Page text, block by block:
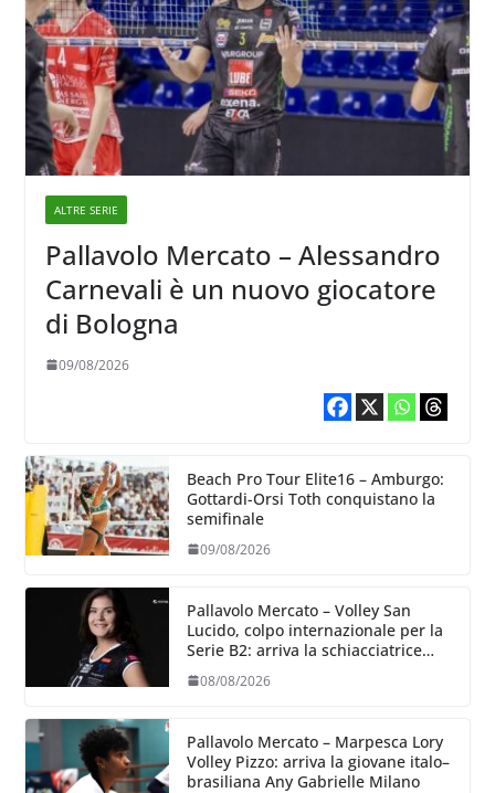
ALTRE SERIE
Pallavolo Mercato – Alessandro
Carnevali è un nuovo giocatore
di Bologna
09/08/2026
Beach Pro Tour Elite16 – Amburgo:
Gottardi-Orsi Toth conquistano la
semifinale
09/08/2026
Pallavolo Mercato – Volley San
Lucido, colpo internazionale per la
Serie B2: arriva la schiacciatrice
08/08/2026
Pallavolo Mercato – Marpesca Lory
Volley Pizzo: arriva la giovane italo–
brasiliana Any Gabrielle Milano